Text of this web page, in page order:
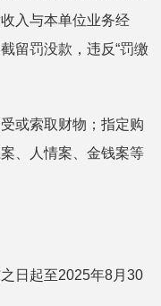
入与本单位业务经
留罚没款，违反“罚缴
或索取财物；指定购
、人情案、金钱案等
日起至2025年8月30